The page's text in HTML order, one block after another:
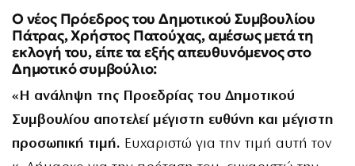
Ο νέος Πρόεδρος του Δημοτικού Συμβουλίου
Πάτρας, Χρήστος Πατούχας, αμέσως μετά τη
εκλογή του, είπε τα εξής απευθυνόμενος στο
Δημοτικό συμβούλιο:
«Η ανάληψη της Προεδρίας του Δημοτικού
Συμβουλίου αποτελεί μέγιστη ευθύνη και μέγιστη
προσωπική τιμή. Ευχαριστώ για την τιμή αυτή τον